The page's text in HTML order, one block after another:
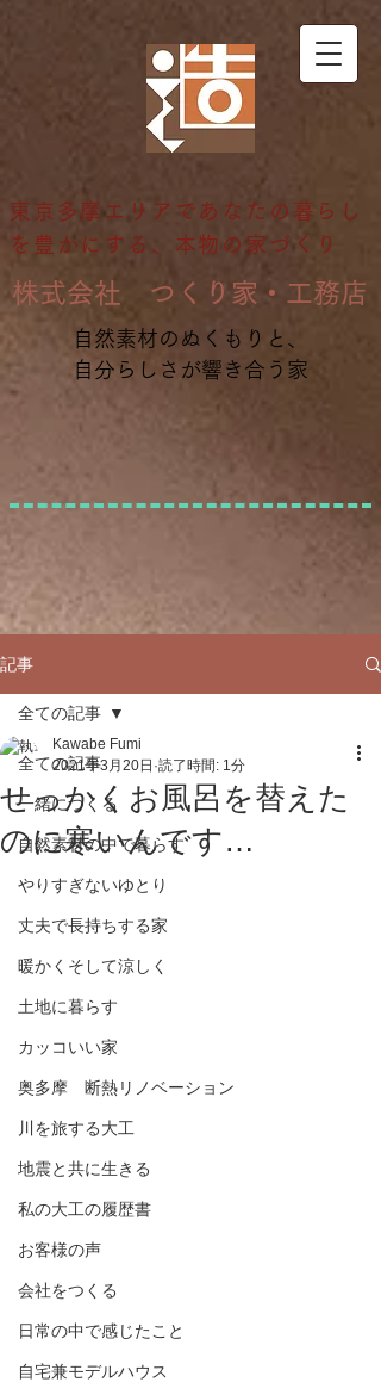
東京多摩エリアであなたの暮らし
を豊かにする、本物の家づくり
自然素材のぬくもりと、
自分らしさが響き合う家
​株式会社 つくり家・工務店
記事
全ての記事
一緒につくる
自然素材の中で暮らす
やりすぎないゆとり
丈夫で長持ちする家
暖かくそして涼しく
土地に暮らす
カッコいい家
奥多摩 断熱リノベーション
川を旅する大工
地震と共に生きる
私の大工の履歴書
お客様の声
会社をつくる
日常の中で感じたこと
自宅兼モデルハウス
全ての記事
せっかくお風呂を替えた
のに寒いんです…
Kawabe Fumi
2021年3月20日 読了時間: 1分